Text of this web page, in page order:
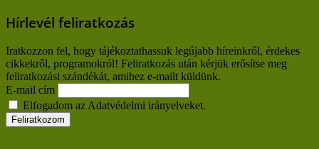
Hírlevél feliratkozás
Iratkozzon fel, hogy tájékoztathassuk legújabb híreinkről, érdekes
cikkekről, programokról! Feliratkozás után kérjük erősítse meg
feliratkozási szándékát, amihez e-mailt küldünk.
E-mail cím
Elfogadom az Adatvédelmi irányelveket.